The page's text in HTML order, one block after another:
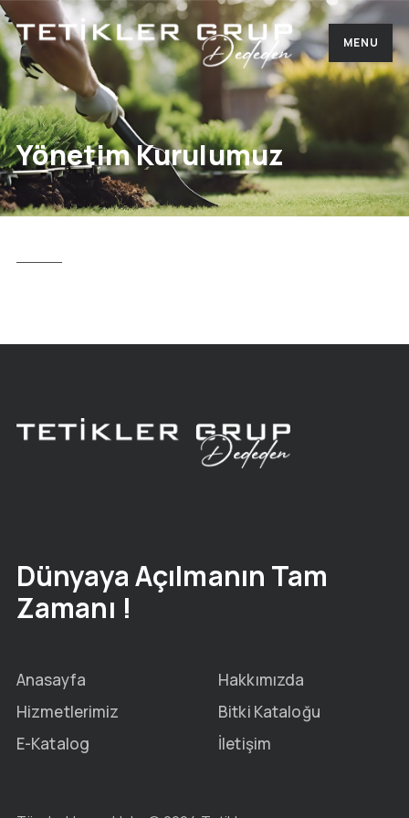
MENU
Yönetim Kurulumuz
Dünyaya Açılmanın Tam
Zamanı !
Anasayfa
Hakkımızda
Hizmetlerimiz
Bitki Kataloğu
E-Katalog
İletişim